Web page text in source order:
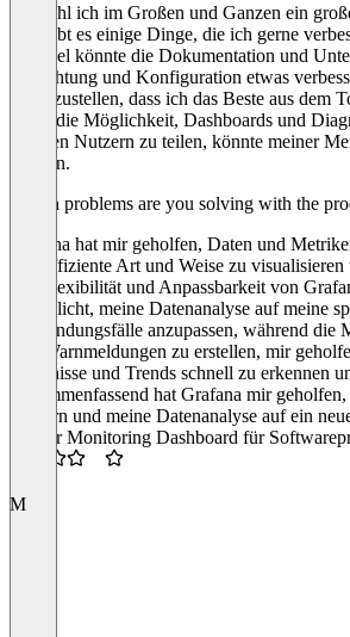
Obwohl ich im Großen und Ganzen ein
bin, gibt es einige Dinge, die ich gerne
Beispiel könnte die Dokumentation und
Einrichtung und Konfiguration etwas
sicherzustellen, dass ich das Beste aus dem
Auch die Möglichkeit, Dashboards und
anderen Nutzern zu teilen, könnte meiner
werden.
Which problems are you solving with the
Grafana hat mir geholfen, Daten und
und effiziente Art und Weise zu
Die Flexibilität und Anpassbarkeit von
ermöglicht, meine Datenanalyse auf meine
Anwendungsfälle anzupassen, während
und Warnmeldungen zu erstellen, mir
Ereignisse und Trends schnell zu erkennen
Zusammenfassend hat Grafana mir
steigern und meine Datenanalyse auf ein
“Super Monitoring Dashboard für
M